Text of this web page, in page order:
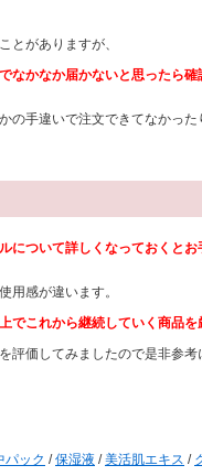
とがありますが、
かなか届かないと思ったら確
の手違いで注文できてなかっ
について詳しくなっておくと
用感が違います。
でこれから継続していく商品を
価してみましたので是非参考
パック /保湿液 /美活肌エキス /